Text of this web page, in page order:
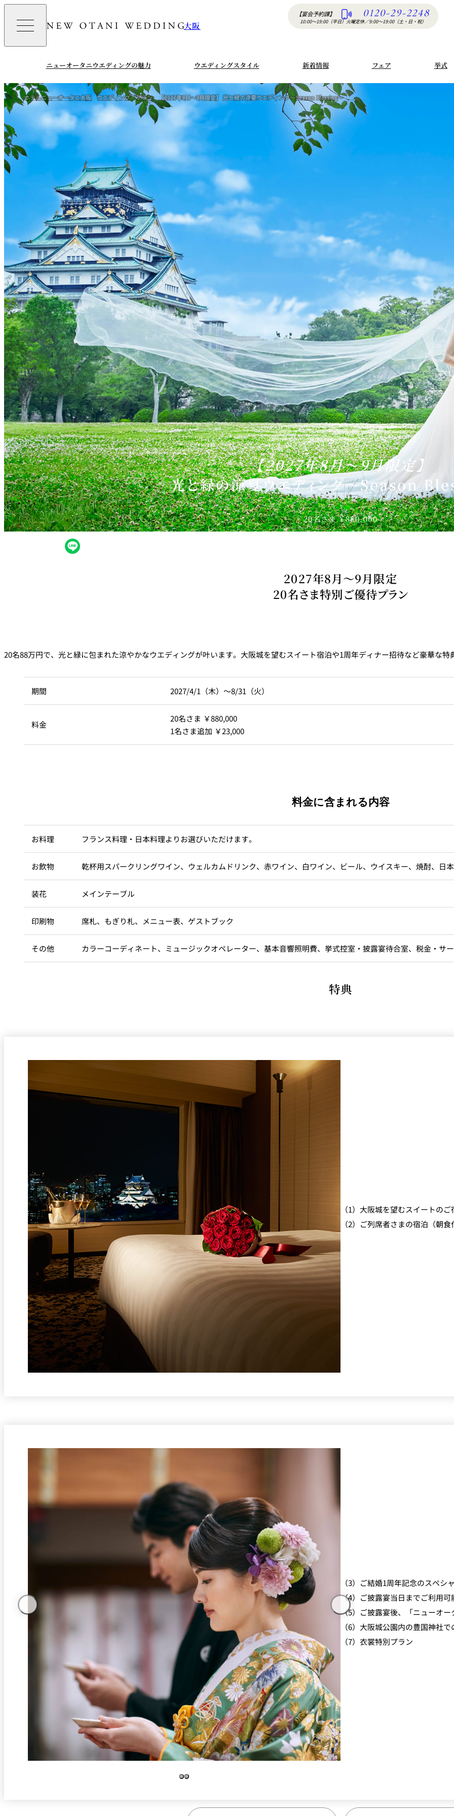
大阪
ニューオータニウエディングの魅力 ウエディングスタイル 新着情報 フェア 挙式
【2027年8月～9月限定】
光と緑の涼夏ウエディング～Season
20名さま ￥880,000
ホテルニューオータニ大阪 ウエディング プラン 【2027年8月～9月限定】 光と緑の涼夏ウエディング～Season Blessing～
2027年8月～9月限定
20名さま特別ご優待プラン
20名88万円で、光と緑に包まれた涼やかなウエディングが叶います。大阪城を望むスイート宿泊や1周年ディナー招待など豪華な特
期間 2027/4/1（木）～8/31（火）
料金
20名さま ￥880,000
1名さま追加 ￥23,000
料金に含まれる内容
お料理 フランス料理・日本料理よりお選びいただけます。
お飲物 乾杯用スパークリングワイン、ウェルカムドリンク、赤ワイン、白ワイン、ビール、ウイスキー、焼酎、日
装花 メインテーブル
印刷物 席札、もぎり札、メニュー表、ゲストブック
その他 カラーコーディネート、ミュージックオペレーター、基本音響照明費、挙式控室・披露宴待合室、税金・サ
特典
（1）大阪城を望むスイートの
（2）ご列席者さまの宿泊（朝
（3）ご結婚1周年記念のスペ
（4）ご披露宴当日までご利用
（5）ご披露宴後、「ニューオ
（6）大阪城公園内の豊国神社
（7）衣裳特別プラン
【宴会予約課】 0120-29-2248
10:00〜19:00（平日）火曜定休／9:00〜19:00（土・日・祝）